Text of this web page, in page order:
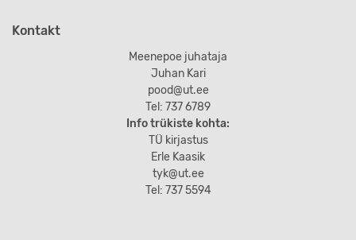
Kontakt
Meenepoe juhataja
Juhan Kari
pood@ut.ee
Tel: 737 6789
Info trükiste kohta:
TÜ kirjastus
Erle Kaasik
tyk@ut.ee
Tel: 737 5594